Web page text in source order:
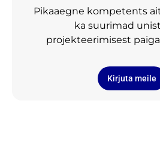
Pikaaegne kompetents
ka suurimad
projekteerimisest
Kirjuta meile